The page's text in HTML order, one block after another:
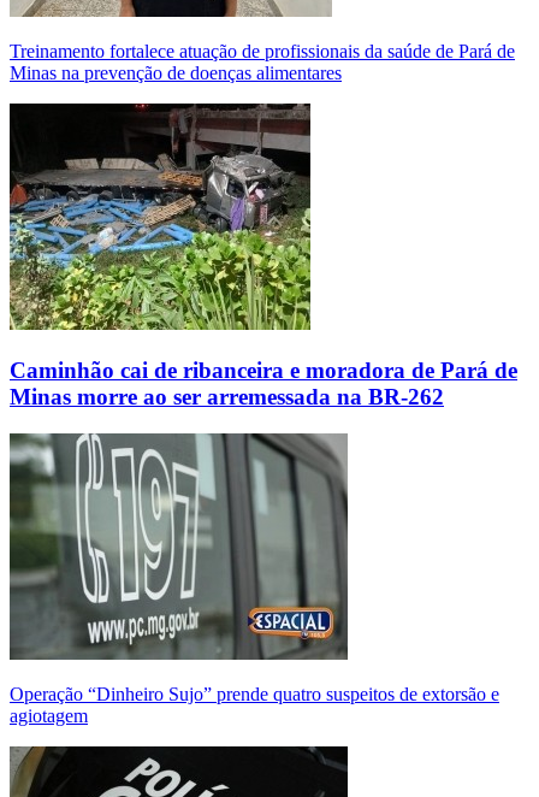
Treinamento fortalece atuação de profissionais da saúde de Pará de
Minas na prevenção de doenças alimentares
Caminhão cai de ribanceira e moradora de Pará de
Minas morre ao ser arremessada na BR-262
Operação “Dinheiro Sujo” prende quatro suspeitos de extorsão e
agiotagem